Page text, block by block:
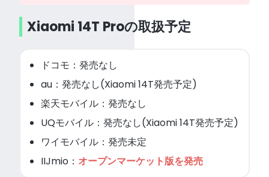
Xiaomi 14T Proの取扱予定
ドコモ：発売なし
au：発売なし(Xiaomi 14T発売予定)
楽天モバイル：発売なし
UQモバイル：発売なし(Xiaomi 14T発売予定)
ワイモバイル：発売未定
IIJmio： オープンマーケット版を発売